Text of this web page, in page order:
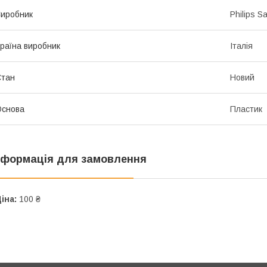
Philips
виробник Італія
Новий
Пластик
для замовлення
100 ₴